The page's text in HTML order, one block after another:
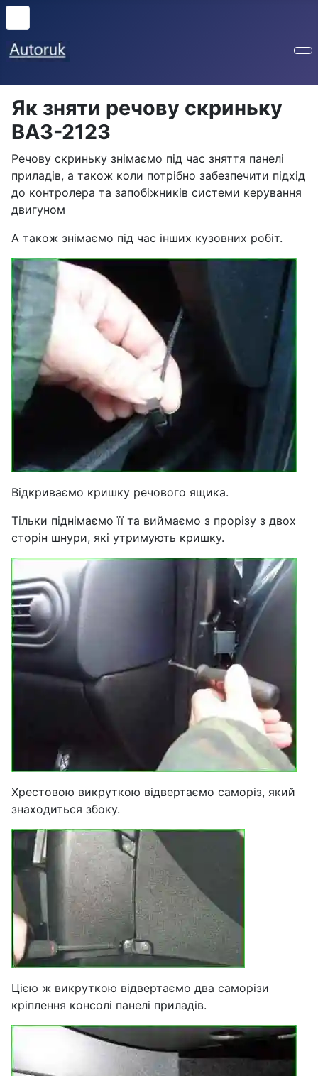
Як зняти речову скриньку
ВАЗ-2123
Речову скриньку знімаємо під час зняття панелі
приладів, а також коли потрібно забезпечити підхід
до контролера та запобіжників системи керування
двигуном
А також знімаємо під час інших кузовних робіт.
Відкриваємо кришку речового ящика.
Тільки піднімаємо її та виймаємо з прорізу з двох
сторін шнури, які утримують кришку.
Хрестовою викруткою відвертаємо саморіз, який
знаходиться збоку.
Цією ж викруткою відвертаємо два саморізи
кріплення консолі панелі приладів.